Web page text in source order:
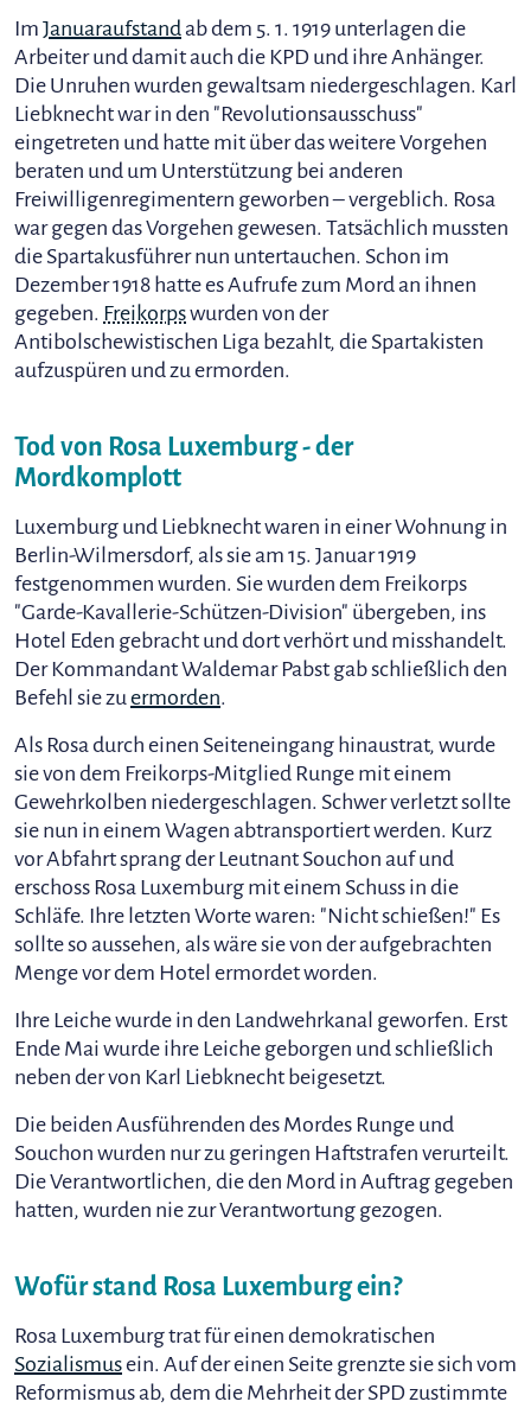
Im Januaraufstandab dem 5. 1. 1919 unterlagen die
Arbeiter und damit auch die KPD und ihre Anhänger.
Die Unruhen wurden gewaltsam niedergeschlagen. Karl
Liebknecht war in den "Revolutionsausschuss"
eingetreten und hatte mit über das weitere Vorgehen
beraten und um Unterstützung bei anderen
Freiwilligenregimentern geworben – vergeblich. Rosa
war gegen das Vorgehen gewesen. Tatsächlich mussten
die Spartakusführer nun untertauchen. Schon im
Dezember 1918 hatte es Aufrufe zum Mord an ihnen
gegeben. Freikorpswurden von der
Antibolschewistischen Liga bezahlt, die Spartakisten
aufzuspüren und zu ermorden.
Tod von Rosa Luxemburg - der
Mordkomplott
Luxemburg und Liebknecht waren in einer Wohnung in
Berlin-Wilmersdorf, als sie am 15. Januar 1919
festgenommen wurden. Sie wurden dem Freikorps
"Garde-Kavallerie-Schützen-Division" übergeben, ins
Hotel Eden gebracht und dort verhört und misshandelt.
Der Kommandant Waldemar Pabst gab schließlich den
Befehl sie zuermorden.
Als Rosa durch einen Seiteneingang hinaustrat, wurde
sie von dem Freikorps-Mitglied Runge mit einem
Gewehrkolben niedergeschlagen. Schwer verletzt sollte
sie nun in einem Wagen abtransportiert werden. Kurz
vor Abfahrt sprang der Leutnant Souchon auf und
erschoss Rosa Luxemburg mit einem Schuss in die
Schläfe. Ihre letzten Worte waren: "Nicht schießen!" Es
sollte so aussehen, als wäre sie von der aufgebrachten
Menge vor dem Hotel ermordet worden.
Ihre Leiche wurde in den Landwehrkanal geworfen. Erst
Ende Mai wurde ihre Leiche geborgen und schließlich
neben der von Karl Liebknecht beigesetzt.
Die beiden Ausführenden des Mordes Runge und
Souchon wurden nur zu geringen Haftstrafen verurteilt.
Die Verantwortlichen, die den Mord in Auftrag gegeben
hatten, wurden nie zur Verantwortung gezogen.
Wofür stand Rosa Luxemburg ein?
Rosa Luxemburg trat für einen demokratischen
Sozialismusein. Auf der einen Seite grenzte sie sich vom
Reformismus ab, dem die Mehrheit der SPD zustimmte